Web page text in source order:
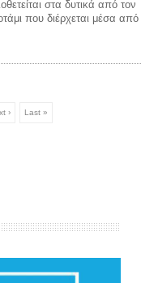
στα δυτικά από τον
που διέρχεται μέσα από
› Last »